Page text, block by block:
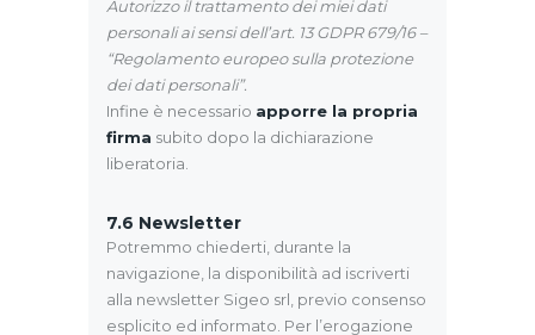
Autorizzo il trattamento dei miei dati
personali ai sensi dell’art. 13 GDPR 679/16 –
“Regolamento europeo sulla protezione
dei dati personali”.
Infine è necessario apporre la propria
firma subito dopo la dichiarazione
liberatoria.
7.6 Newsletter
Potremmo chiederti, durante la
navigazione, la disponibilità ad iscriverti
alla newsletter Sigeo srl, previo consenso
esplicito ed informato. Per l’erogazione